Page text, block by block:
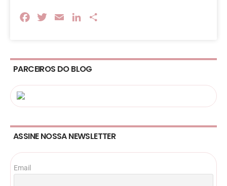
FacebookTwitterEmail LinkedIn
PARCEIROS DO BLOG
ASSINE NOSSA NEWSLETTER
Email